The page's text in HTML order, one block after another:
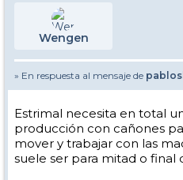
Wengen
» En respuesta al mensaje de
Estrimal necesita en total
producción con cañones
mover y trabajar con las
suele ser para mitad o final